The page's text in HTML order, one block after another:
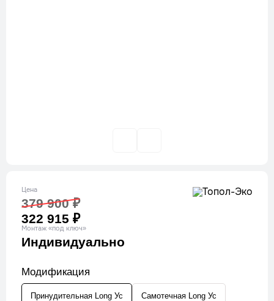
Цена
379 900 ₽
322 915 ₽
Монтаж «под ключ»
Индивидуально
Модификация
Принудительная Long Ус Самотечная Long Ус